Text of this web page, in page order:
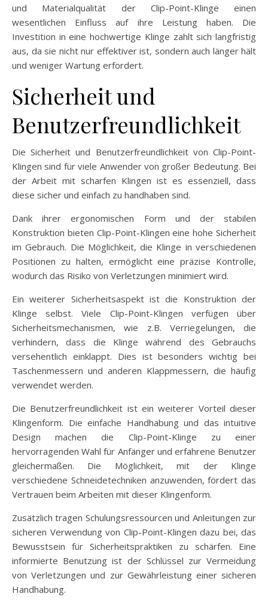
und Materialqualität der Clip-Point-Klinge einen
wesentlichen Einfluss auf ihre Leistung haben. Die
Investition in eine hochwertige Klinge zahlt sich langfristig
aus, da sie nicht nur effektiver ist, sondern auch länger hält
und weniger Wartung erfordert.
Sicherheit und
Benutzerfreundlichkeit
Die Sicherheit und Benutzerfreundlichkeit von Clip-Point-
Klingen sind für viele Anwender von großer Bedeutung. Bei
der Arbeit mit scharfen Klingen ist es essenziell, dass
diese sicher und einfach zu handhaben sind.
Dank ihrer ergonomischen Form und der stabilen
Konstruktion bieten Clip-Point-Klingen eine hohe Sicherheit
im Gebrauch. Die Möglichkeit, die Klinge in verschiedenen
Positionen zu halten, ermöglicht eine präzise Kontrolle,
wodurch das Risiko von Verletzungen minimiert wird.
Ein weiterer Sicherheitsaspekt ist die Konstruktion der
Klinge selbst. Viele Clip-Point-Klingen verfügen über
Sicherheitsmechanismen, wie z.B. Verriegelungen, die
verhindern, dass die Klinge während des Gebrauchs
versehentlich einklappt. Dies ist besonders wichtig bei
Taschenmessern und anderen Klappmessern, die häufig
verwendet werden.
Die Benutzerfreundlichkeit ist ein weiterer Vorteil dieser
Klingenform. Die einfache Handhabung und das intuitive
Design machen die Clip-Point-Klinge zu einer
hervorragenden Wahl für Anfänger und erfahrene Benutzer
gleichermaßen. Die Möglichkeit, mit der Klinge
verschiedene Schneidetechniken anzuwenden, fördert das
Vertrauen beim Arbeiten mit dieser Klingenform.
Zusätzlich tragen Schulungsressourcen und Anleitungen zur
sicheren Verwendung von Clip-Point-Klingen dazu bei, das
Bewusstsein für Sicherheitspraktiken zu schärfen. Eine
informierte Benutzung ist der Schlüssel zur Vermeidung
von Verletzungen und zur Gewährleistung einer sicheren
Handhabung.